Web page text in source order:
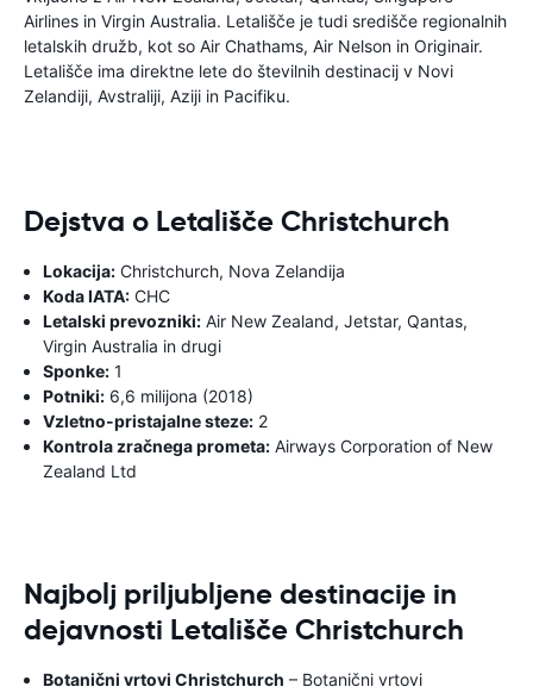
Airlines in Virgin Australia. Letališče je tudi središče regionalnih
letalskih družb, kot so Air Chathams, Air Nelson in Originair.
Letališče ima direktne lete do številnih destinacij v Novi
Zelandiji, Avstraliji, Aziji in Pacifiku.
Dejstva o Letališče Christchurch
Lokacija: Christchurch, Nova Zelandija
Koda IATA: CHC
Letalski prevozniki: Air New Zealand, Jetstar, Qantas,
Virgin Australia in drugi
Sponke: 1
Potniki: 6,6 milijona (2018)
Vzletno-pristajalne steze: 2
Kontrola zračnega prometa: Airways Corporation of New
Zealand Ltd
Najbolj priljubljene destinacije in
dejavnosti Letališče Christchurch
Botanični vrtovi Christchurch – Botanični vrtovi